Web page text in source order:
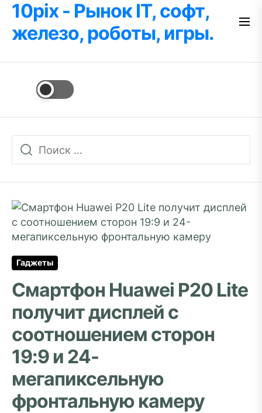
Перейти
содержимому
10pix - Рынок IT, софт,
железо, роботы, игры.
Гаджеты
Смартфон Huawei P20 Lite
получит дисплей с
соотношением сторон
19:9 и 24-
мегапиксельную
фронтальную камеру